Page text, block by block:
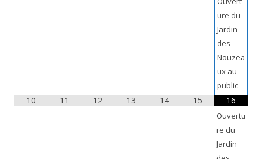
ure du
Jardin
des
Nouzea
ux au
public
10 11 12 13 14 15 16
Ouvertu
re du
Jardin